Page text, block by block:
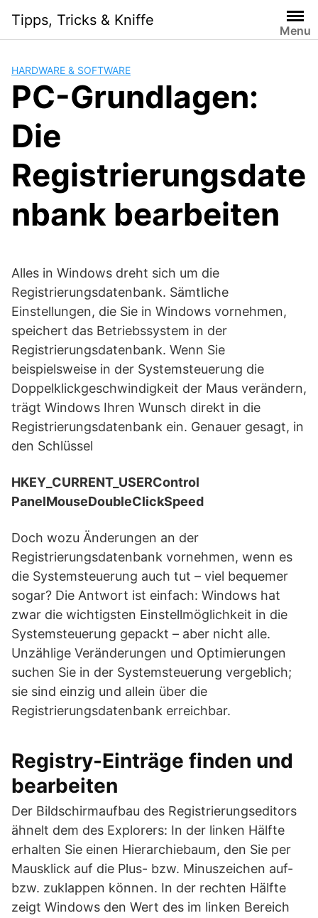
content
Tipps, Tricks & Kniffe
Menu
HARDWARE & SOFTWARE
PC-Grundlagen:
Die
Registrierungsdate
nbank bearbeiten
Alles in Windows dreht sich um die
Registrierungsdatenbank. Sämtliche
Einstellungen, die Sie in Windows vornehmen,
speichert das Betriebssystem in der
Registrierungsdatenbank. Wenn Sie
beispielsweise in der Systemsteuerung die
Doppelklickgeschwindigkeit der Maus verändern,
trägt Windows Ihren Wunsch direkt in die
Registrierungsdatenbank ein. Genauer gesagt, in
den Schlüssel
HKEY_CURRENT_USERControl
PanelMouseDoubleClickSpeed
Doch wozu Änderungen an der
Registrierungsdatenbank vornehmen, wenn es
die Systemsteuerung auch tut – viel bequemer
sogar? Die Antwort ist einfach: Windows hat
zwar die wichtigsten Einstellmöglichkeit in die
Systemsteuerung gepackt – aber nicht alle.
Unzählige Veränderungen und Optimierungen
suchen Sie in der Systemsteuerung vergeblich;
sie sind einzig und allein über die
Registrierungsdatenbank erreichbar.
Registry-Einträge finden und
bearbeiten
Der Bildschirmaufbau des Registrierungseditors
ähnelt dem des Explorers: In der linken Hälfte
erhalten Sie einen Hierarchiebaum, den Sie per
Mausklick auf die Plus- bzw. Minuszeichen auf-
bzw. zuklappen können. In der rechten Hälfte
zeigt Windows den Wert des im linken Bereich